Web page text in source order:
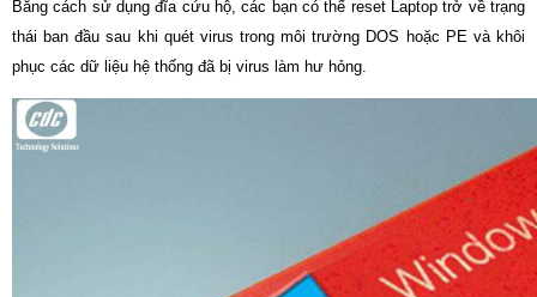
Bằng cách sử dụng đĩa cứu hộ, các bạn có thể reset Laptop trở về trạng
thái ban đầu sau khi quét virus trong môi trường DOS hoặc PE và khôi
phục các dữ liệu hệ thống đã bị virus làm hư hỏng.